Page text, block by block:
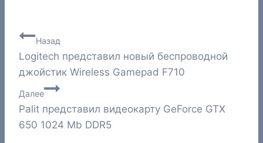
Навигация
по
записям
Назад
Logitech представил новый беспроводной
джойстик Wireless Gamepad F710
Далее
Palit представил видеокарту GeForce GTX
650 1024 Mb DDR5